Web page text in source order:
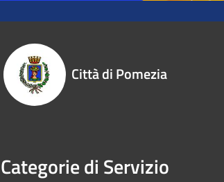
Città di Pomezia
Categorie di Servizio